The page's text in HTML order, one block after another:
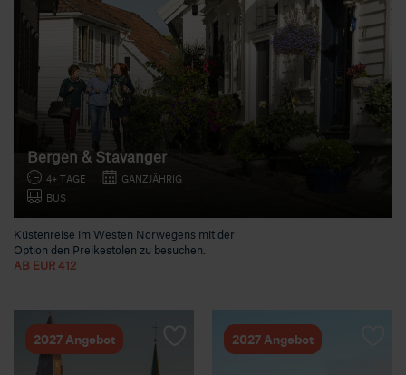
Bergen & Stavanger
4+ TAGE
GANZJÄHRIG
BUS
Küstenreise im Westen Norwegens mit der
Option den Preikestolen zu besuchen.
AB EUR 412
2027 Angebot 2027 Angebot